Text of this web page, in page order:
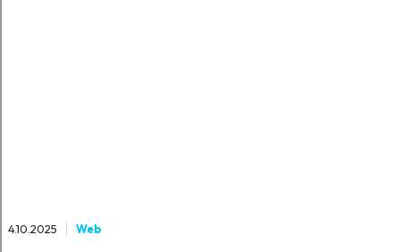
4.10.2025 Web